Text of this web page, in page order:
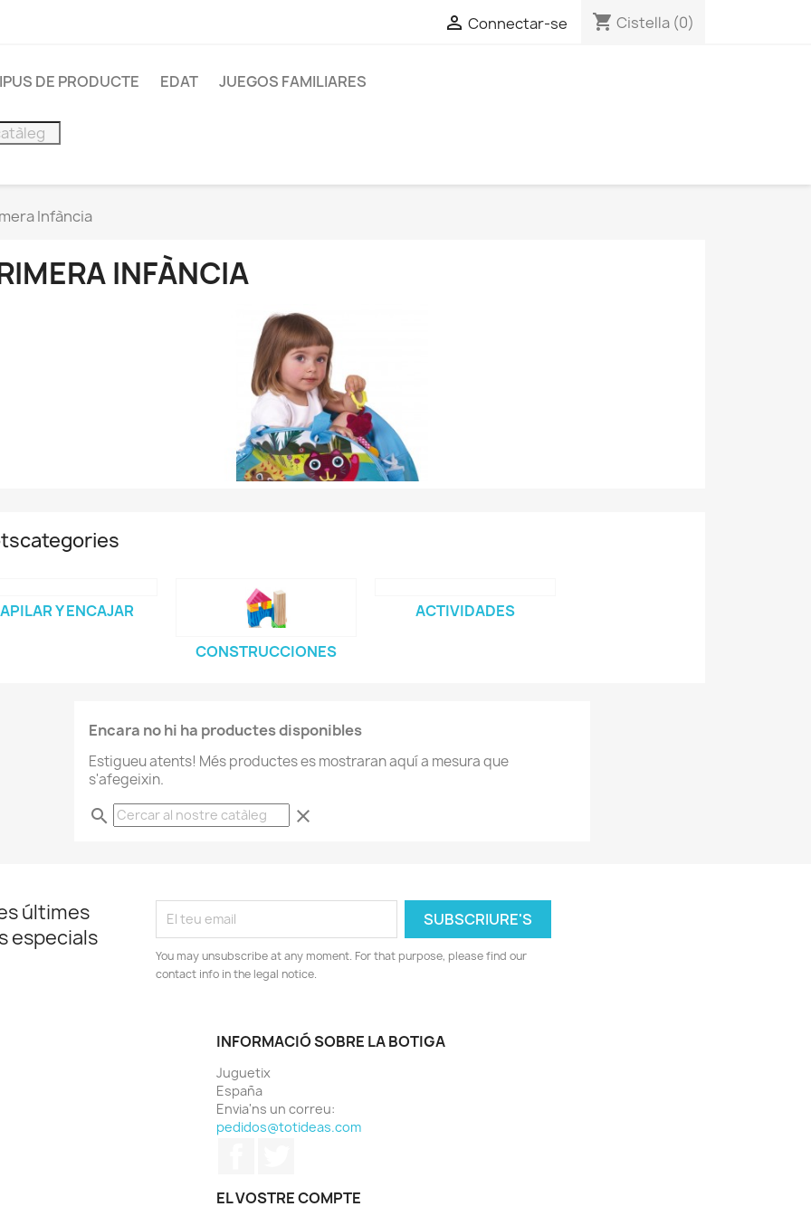
 Connectar-se shopping_cart Cistella (0)
DE PRODUCTE EDAT JUEGOS FAMILIARES
Infància
INFÀNCIA
APILAR Y ENCAJAR
CONSTRUCCIONES
ACTIVIDADES
Encara no hi ha productes disponibles
Estigueu atents! Més productes es mostraran aquí a mesura que
s'afegeixin.
search clear
últimes
especials
You may unsubscribe at any moment. For that purpose, please find our
contact info in the legal notice.
INFORMACIÓ SOBRE LA BOTIGA
Juguetix
España
Envia'ns un correu:
pedidos@totideas.com
EL VOSTRE COMPTE